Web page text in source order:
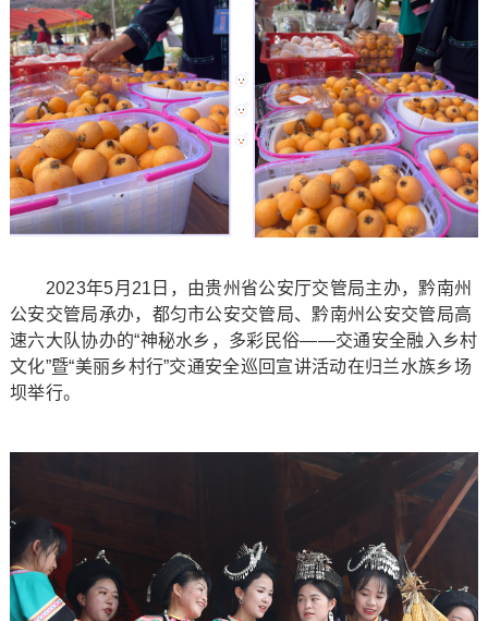
2023年5月21日，由贵州省公安厅交管局主办，黔南州
公安交管局承办，都匀市公安交管局、黔南州公安交管局高
速六大队协办的“神秘水乡，多彩民俗——交通安全融入乡村
文化”暨“美丽乡村行”交通安全巡回宣讲活动在归兰水族乡场
坝举行。